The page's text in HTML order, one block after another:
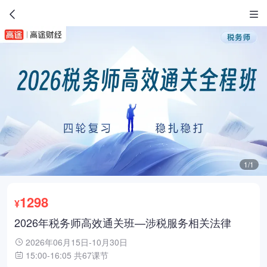
1/1
¥1298
2026年税务师高效通关班—涉税服务相关法律
2026年06月15日-10月30日
15:00-16:05 共67课节